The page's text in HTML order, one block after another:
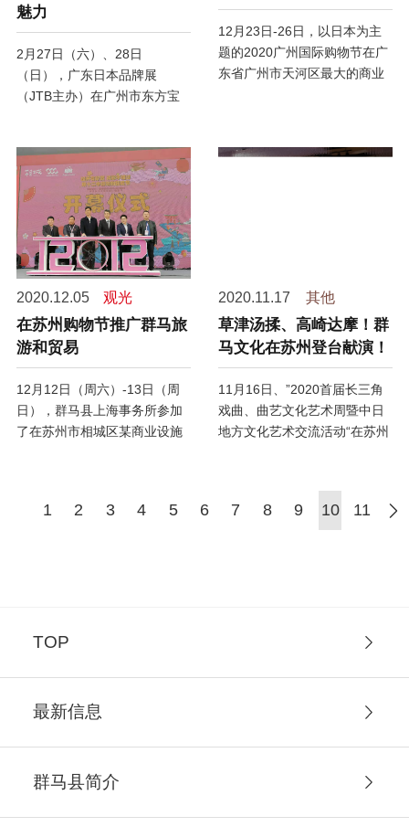
魅力
2月27日（六）、28日
（日），广东日本品牌展
（JTB主办）在广州市东方宝
推广日本品牌、宣传日本文
化、日本产品的安全品质，并
正在中国各地开展。
12月23日-26日，以日本为主
题的2020广州国际购物节在广
东省广州市天河区最大的商业
亲子消费者为会场带来了活跃
2020.12.05 观光
在苏州购物节推广群马旅
游和贸易
12月12日（周六）-13日（周
日），群马县上海事务所参加
了在苏州市相城区某商业设施
2020.11.17 其他
草津汤揉、高崎达摩！群
马文化在苏州登台献演！
11月16日、”2020首届长三角
戏曲、曲艺文化艺术周暨中日
地方文化艺术交流活动“在苏州
（全中国仅有6个），在经济、
文化领域与日本皆有广泛的交
1 2 3 4 5 6 7 8 9 10 11
TOP
最新信息
群马县简介